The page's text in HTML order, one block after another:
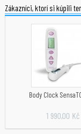
Zákazníci, ktorí si kúpili
Body Clock
1 990,00 Kč